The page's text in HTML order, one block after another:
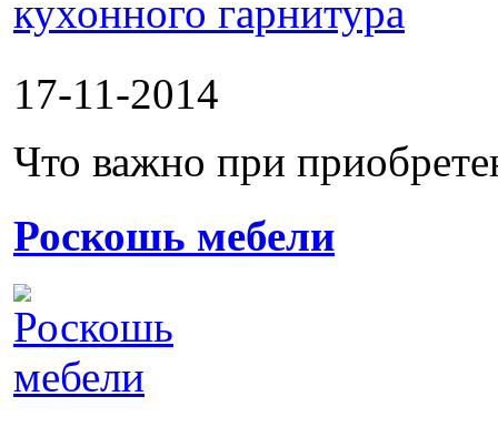
17-11-2014
Что важно при
Роскошь мебели